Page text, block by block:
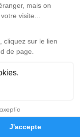
Hommages
de Claude
est
hommage